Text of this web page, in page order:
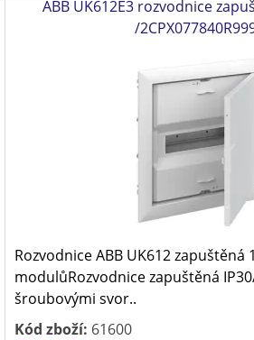
ABB UK612E3 rozvodnice
/
Rozvodnice ABB UK612 zapuštěná
modulůRozvodnice zapuštěná
šroubovými svor..
Kód zboží: 61600